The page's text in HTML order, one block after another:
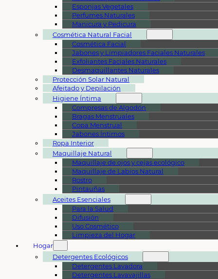
Esponjas Vegetales
Perfumes Naturales
Manicura y Pedicura
Cosmética Natural Facial
Cosmética Facial
Jabones y Limpiadores Faciales Naturales
Exfoliantes Faciales Naturales
Desmaquillantes Naturales
Protección Solar Natural
Afeitado y Depilación
Higiene Íntima
Compresas de Algodón
Bragas Menstruales
Copa Menstrual
Jabones Íntimos
Ropa Interior
Maquillaje Natural
Maquillaje de ojos y cejas ecológico
Maquillaje de Labios Natural
Rostro
Pintauñas
Aceites Esenciales
Para la Salud
Difusión
Uso Cosmético
Limpieza del Hogar
Hogar
Detergentes Ecológicos
Detergentes Lavadora
Detergentes Lavavajillas